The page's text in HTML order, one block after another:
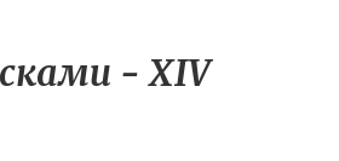
- XIV